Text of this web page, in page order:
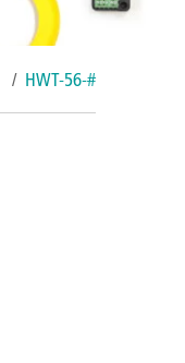
/ HWT-56-#